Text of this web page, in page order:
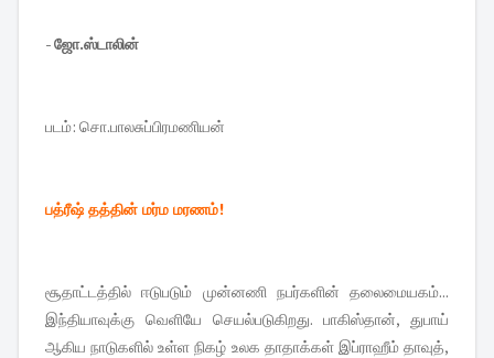
-ஜோ.ஸ்டாலின்
படம்: சொ.பாலசுப்பிரமணியன்
பத்ரீஷ் தத்தின் மர்ம மரணம்!
சூதாட்டத்தில் ஈடுபடும் முன்னணி நபர்களின் தலைமையகம்...
இந்தியாவுக்கு வெளியே செயல்படுகிறது. பாகிஸ்தான், துபாய்
ஆகிய நாடுகளில் உள்ள நிகழ் உலக தாதாக்கள் இப்ராஹீம் தாவுத்,